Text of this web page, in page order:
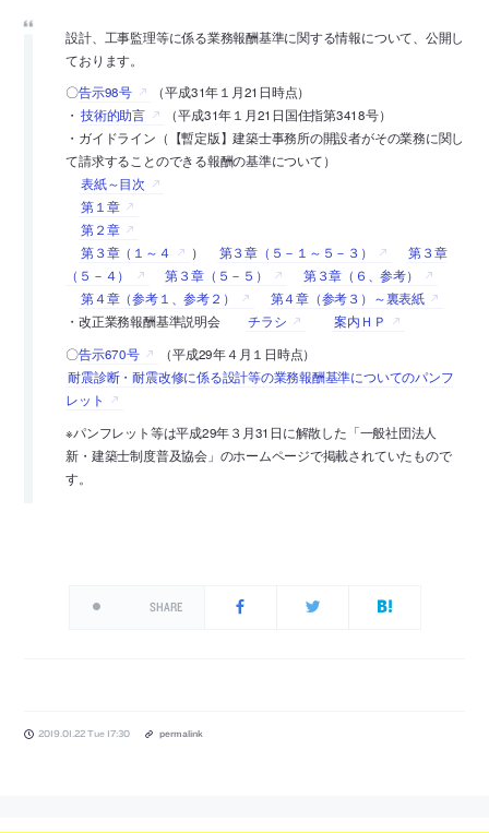
設計、工事監理等に係る業務報酬基準に関する情報について、公開し
ております。
〇告示98号
（平成31年１月21日時点）
・ 技術的助言
（平成31年１月21日国住指第3418号）
・ガイドライン（【暫定版】建築士事務所の開設者がその業務に関し
て請求することのできる報酬の基準について）
表紙～目次
第１章
第２章
第３章（１～４
） 第３章（５－１～５－３）
第３章
（５－４）
第３章（５－５）
第３章（６、参考）
第４章（参考１、参考２）
第４章（参考３）～裏表紙
・改正業務報酬基準説明会
チラシ
案内ＨＰ
〇告示670号
（平成29年４月１日時点）
耐震診断・耐震改修に係る設計等の業務報酬基準についてのパンフ
レット
※パンフレット等は平成29年３月31日に解散した「一般社団法人
新・建築士制度普及協会」のホームページで掲載されていたもので
す。
SHARE
2019.01.22 Tue 17:30 permalink